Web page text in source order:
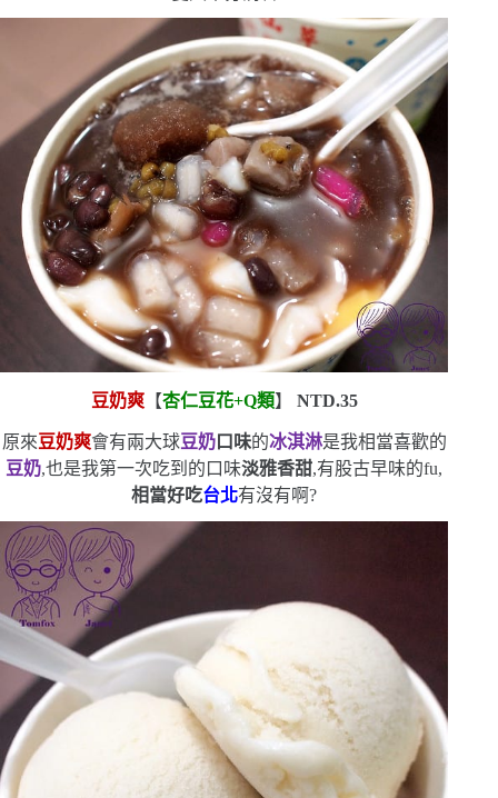
豆奶爽【杏仁豆花+Q類】 NTD.35
原來豆奶爽會有兩大球豆奶口味的冰淇淋是我相當喜歡的
豆奶,也是我第一次吃到的口味淡雅香甜,有股古早味的fu,
相當好吃台北有沒有啊?